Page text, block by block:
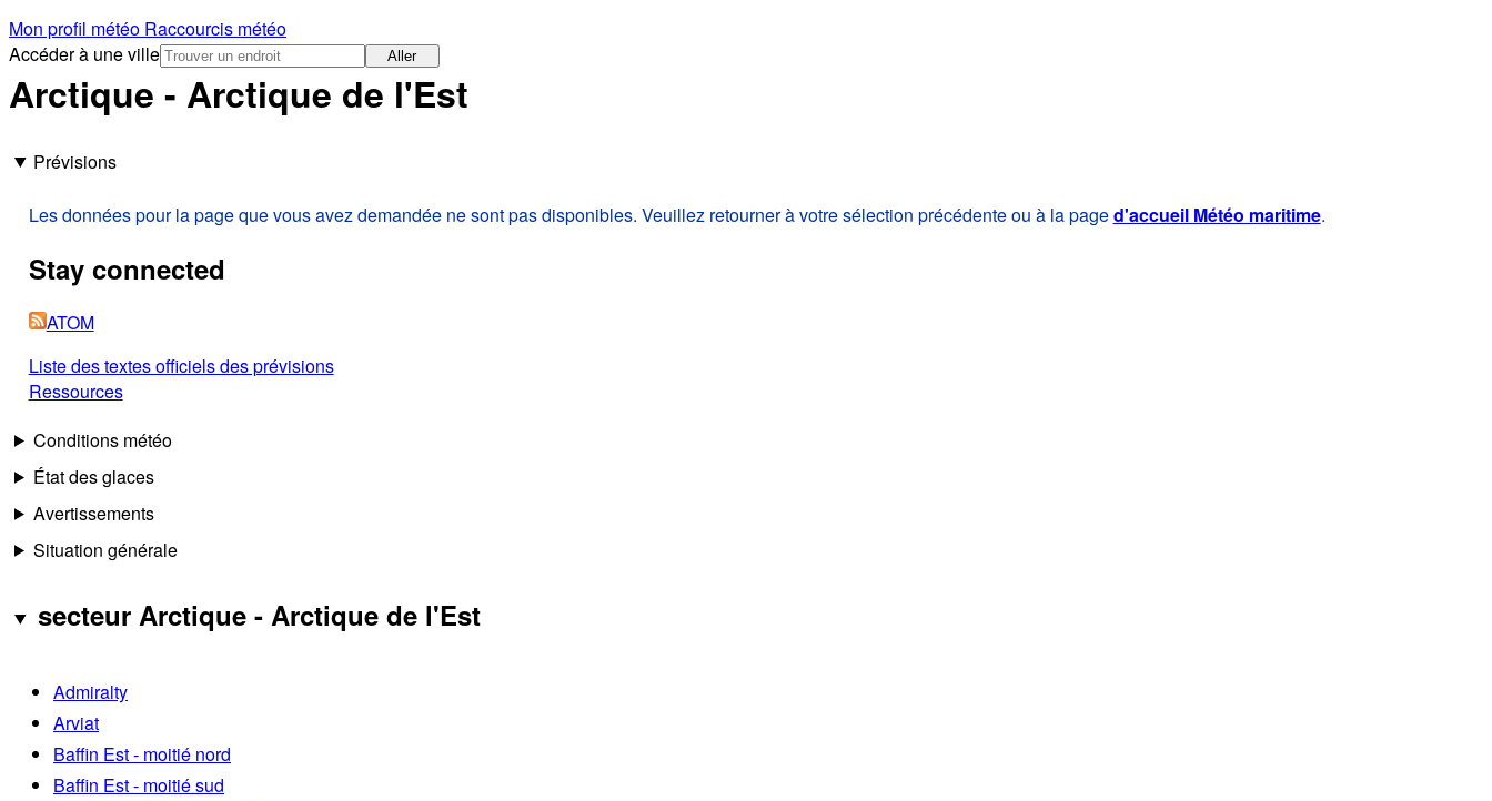
Mon profil météo Raccourcis météo
Accéder à une ville
Aller
Arctique - Arctique de l'Est
Prévisions
Les données pour la page que vous avez demandée ne sont pas disponibles. Veuillez retourner à votre sélection précédente ou à la paged'accueil Météo maritime.
Stay connected
ATOM
Liste des textes officiels des prévisions
Ressources
Conditions météo
État des glaces
Avertissements
Situation générale
secteur Arctique - Arctique de l'Est
Admiralty
Arviat
Baffin Est - moitié nord
Baffin Est - moitié sud